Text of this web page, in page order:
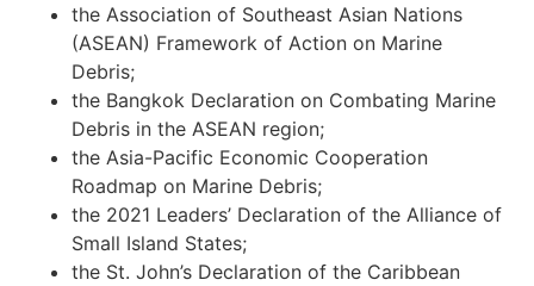
the Association of Southeast Asian Nations
(ASEAN) Framework of Action on Marine
Debris;
the Bangkok Declaration on Combating Marine
Debris in the ASEAN region;
the Asia-Pacific Economic Cooperation
Roadmap on Marine Debris;
the 2021 Leaders’ Declaration of the Alliance of
Small Island States;
the St. John’s Declaration of the Caribbean